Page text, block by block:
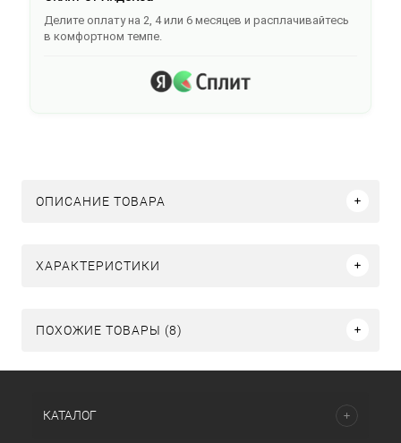
Делите оплату на 2, 4 или 6 месяцев и расплачивайтесь
в комфортном темпе.
ОПИСАНИЕ ТОВАРА
ХАРАКТЕРИСТИКИ
ПОХОЖИЕ ТОВАРЫ (8)
КАТАЛОГ